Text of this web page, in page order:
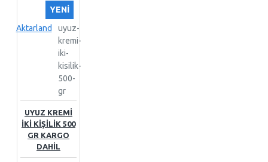
YENI
Aktarland
uyuz-
kremi-
iki-
kisilik-
500-
gr
UYUZ KREMİ
İKI KIŞILIK 500
GR KARGO
DAHIL